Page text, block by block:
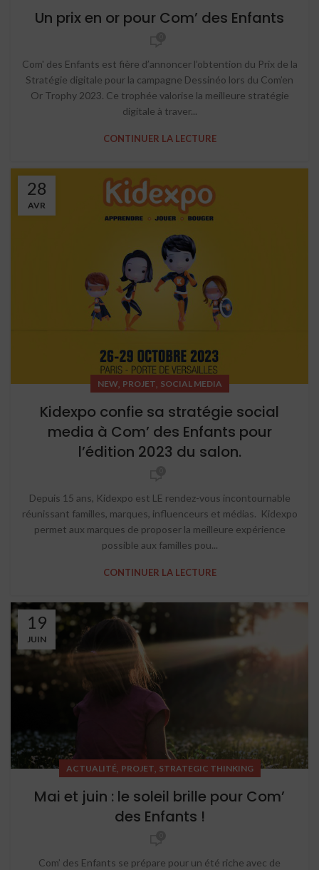
Un prix en or pour Com’ des Enfants
Com' des Enfants est fière d’annoncer l’obtention du Prix de la
Stratégie digitale pour la campagne Dessinéo lors du Com’en
Or Trophy 2023. Ce trophée valorise la meilleure stratégie
digitale à traver...
CONTINUER LA LECTURE
28
AVR
NEW, PROJET, SOCIAL MEDIA
Kidexpo confie sa stratégie social
media à Com’ des Enfants pour
l’édition 2023 du salon.
Depuis 15 ans, Kidexpo est LE rendez-vous incontournable
réunissant familles, marques, influenceurs et médias. Kidexpo
permet aux marques de proposer la meilleure expérience
possible aux familles pou...
CONTINUER LA LECTURE
19
JUIN
ACTUALITÉ, PROJET, STRATEGIC THINKING
Mai et juin : le soleil brille pour Com’
des Enfants !
Com’ des Enfants se prépare pour un été riche avec de